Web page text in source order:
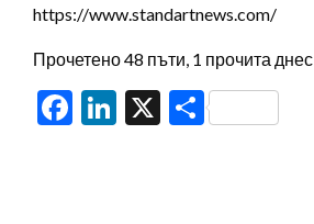
https://www.standartnews.com/
Прочетено 48 пъти, 1 прочита днес
Facebook
LinkedIn
X Share